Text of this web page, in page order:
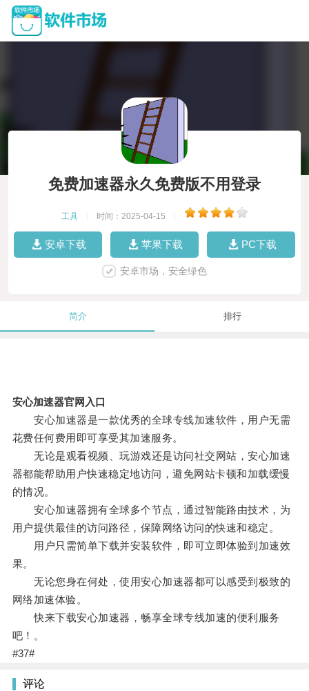
免费加速器永久免费版不用登录
工具 时间：2025-04-15
安卓下载 苹果下载 PC下载
安卓市场，安全绿色
简介 排行
安心加速器官网入口
安心加速器是一款优秀的全球专线加速软件，用户无需
花费任何费用即可享受其加速服务。
无论是观看视频、玩游戏还是访问社交网站，安心加速
器都能帮助用户快速稳定地访问，避免网站卡顿和加载缓慢
的情况。
安心加速器拥有全球多个节点，通过智能路由技术，为
用户提供最佳的访问路径，保障网络访问的快速和稳定。
用户只需简单下载并安装软件，即可立即体验到加速效
果。
无论您身在何处，使用安心加速器都可以感受到极致的
网络加速体验。
快来下载安心加速器，畅享全球专线加速的便利服务
吧！。
#37#
评论